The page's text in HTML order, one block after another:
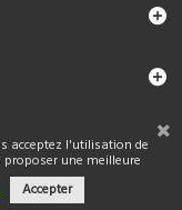
acceptez l'utilisation de
une meilleure
Accepter